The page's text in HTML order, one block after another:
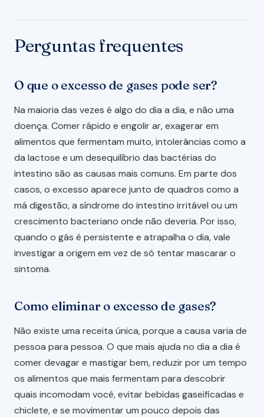
Perguntas frequentes
O que o excesso de gases pode ser?
Na maioria das vezes é algo do dia a dia, e não uma
doença. Comer rápido e engolir ar, exagerar em
alimentos que fermentam muito, intolerâncias como a
da lactose e um desequilíbrio das bactérias do
intestino são as causas mais comuns. Em parte dos
casos, o excesso aparece junto de quadros como a
má digestão, a síndrome do intestino irritável ou um
crescimento bacteriano onde não deveria. Por isso,
quando o gás é persistente e atrapalha o dia, vale
investigar a origem em vez de só tentar mascarar o
sintoma.
Como eliminar o excesso de gases?
Não existe uma receita única, porque a causa varia de
pessoa para pessoa. O que mais ajuda no dia a dia é
comer devagar e mastigar bem, reduzir por um tempo
os alimentos que mais fermentam para descobrir
quais incomodam você, evitar bebidas gaseificadas e
chiclete, e se movimentar um pouco depois das